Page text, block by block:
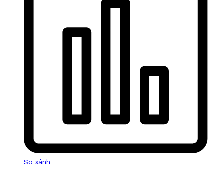
So sánh